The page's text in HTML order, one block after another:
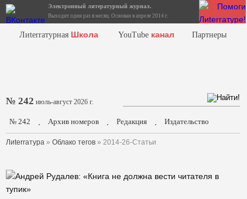
Электронный литературный журнал.
Выходит один раз в месяц. Основан в апреле 2014 г.
Лиterraтурная Школа YouTube канал Партнеры
№ 242 июль-август 2026 г.
№ 242 . Архив номеров . Редакция . Издательство
Лиterraтура » Облако тегов » 2014-26-Статьи